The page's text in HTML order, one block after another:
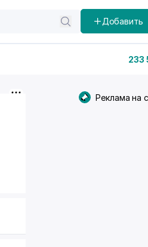
Добавить
233
Реклама на